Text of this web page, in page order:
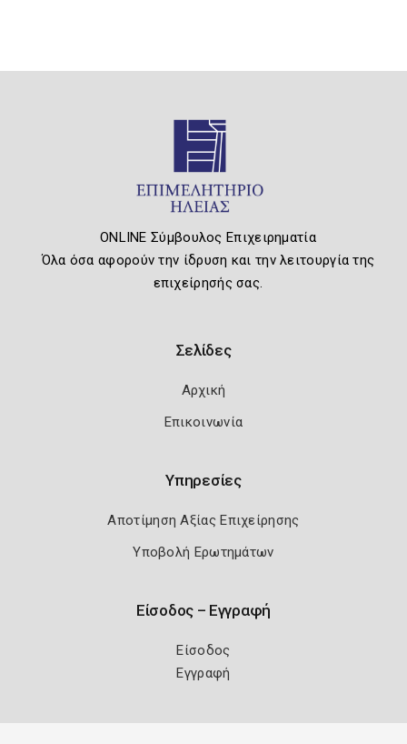
ONLINE Σύμβουλος Επιχειρηματία
Όλα όσα αφορούν την ίδρυση και την λειτουργία της
επιχείρησής σας.
Σελίδες
Αρχική
Επικοινωνία
Υπηρεσίες
Αποτίμηση Αξίας Επιχείρησης
Υποβολή Ερωτημάτων
Είσοδος – Εγγραφή
Είσοδος
Εγγραφή